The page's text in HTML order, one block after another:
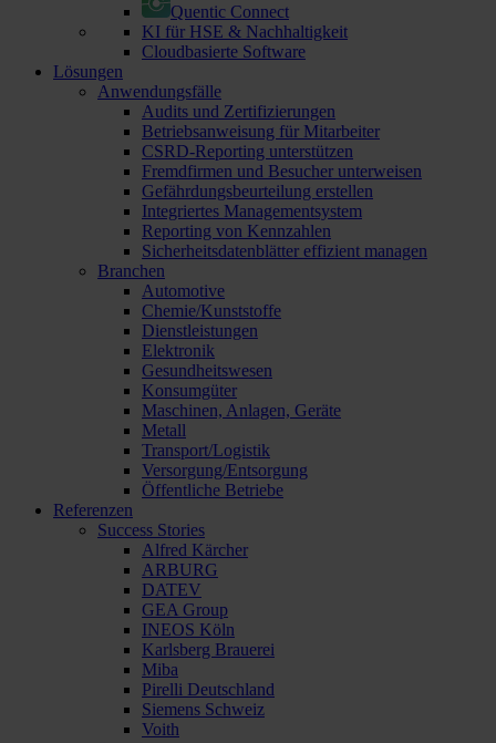
Quentic Connect
KI für HSE & Nachhaltigkeit
Cloudbasierte Software
Lösungen
Anwendungsfälle
Audits und Zertifizierungen
Betriebsanweisung für Mitarbeiter
CSRD-Reporting unterstützen
Fremdfirmen und Besucher unterweisen
Gefährdungsbeurteilung erstellen
Integriertes Managementsystem
Reporting von Kennzahlen
Sicherheitsdatenblätter effizient managen
Branchen
Automotive
Chemie/Kunststoffe
Dienstleistungen
Elektronik
Gesundheitswesen
Konsumgüter
Maschinen, Anlagen, Geräte
Metall
Transport/Logistik
Versorgung/Entsorgung
Öffentliche Betriebe
Referenzen
Success Stories
Alfred Kärcher
ARBURG
DATEV
GEA Group
INEOS Köln
Karlsberg Brauerei
Miba
Pirelli Deutschland
Siemens Schweiz
Voith